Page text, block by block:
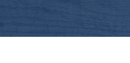
Master of